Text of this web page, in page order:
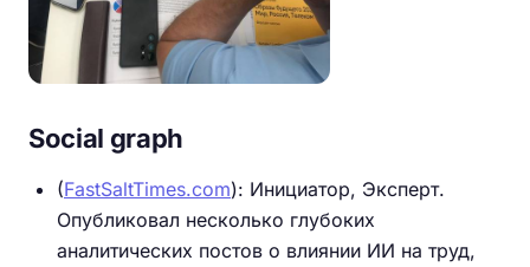
Social graph
(FastSaltTimes.com): Инициатор, Эксперт.
Опубликовал несколько глубоких
аналитических постов о влиянии ИИ на труд,